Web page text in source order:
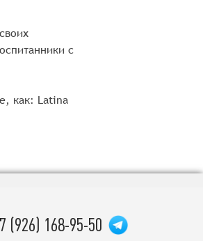
с
как: Latina
(926) 168-95-50